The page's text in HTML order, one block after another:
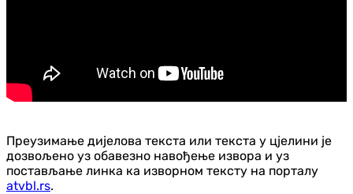
Преузимање дијелова текста или текста у цјелини је
дозвољено уз обавезно навођење извора и уз
постављање линка ка изворном тексту на порталу
atvbl.rs.